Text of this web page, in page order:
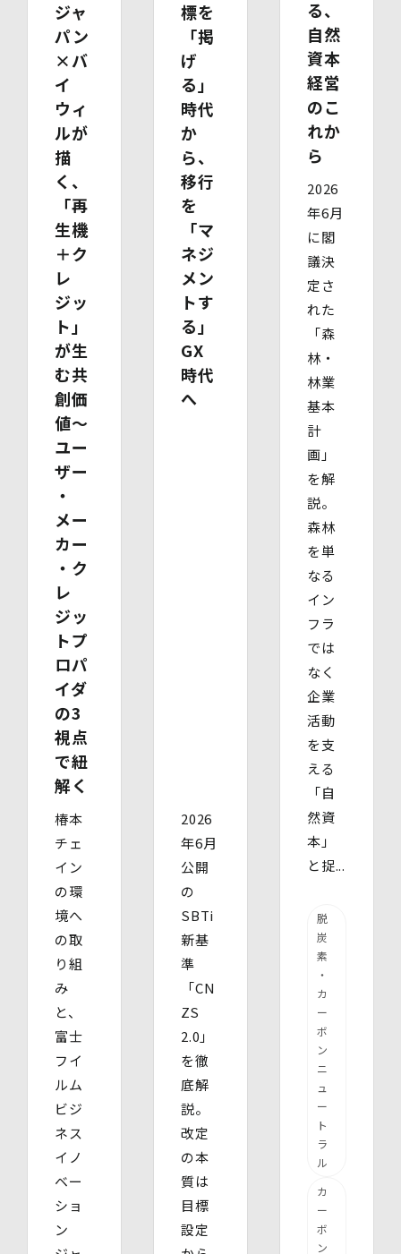
個人情報保護管理者
株式会社バイウィル 管理部長
・住所：東京都中央区銀座7丁目3番5号 ヒューリック銀座
7丁目ビル 4階
・連絡先：info@bywill.co.jp
【個人情報を与えることの任意性及び当該情報を与えな
かった場合に生じる結果】
個⼈情報を取得する項⽬は、全てご本⼈によってご提供い
ただくものです。
ただし、必要な項⽬をいただけない場合、利⽤⽬的に記載
の諸⼿続⼜は処理に⽀障が⽣じる可能性があります。
ジャ
パン
×バ
イ
ウィ
ルが
描
く、
「再
生機
＋ク
レ
ジッ
ト」
が生
む共
創価
値～
ユー
ザー
・
メー
カー
・ク
レ
ジッ
トプ
ロパ
イダ
の3
視点
で紐
解く
椿本
チェ
イン
の環
境へ
の取
り組
み
と、
富士
フイ
ルム
ビジ
ネス
イノ
ベー
ショ
ン
標を
「掲
げ
る」
時代
か
ら、
移行
を
「マ
ネジ
メン
トす
る」
GX
時代
へ
2026
年6月
公開
の
SBTi
新基
準
「CN
ZS
2.0」
を徹
底解
説。
改定
の本
質は
目標
設定
る、
自然
資本
経営
のこ
れか
ら
2026
年6月
に閣
議決
定さ
れた
「森
林・
林業
基本
計
画」
を解
説。
森林
を単
なる
イン
フラ
では
なく
企業
活動
を支
える
「自
然資
本」
と捉...
脱
炭
素
・
カ
ー
ボ
ン
ニ
ュ
ー
ト
ラ
ル
カ
ー
ボ
ン